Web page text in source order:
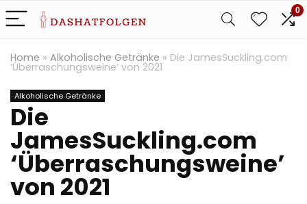
0
Home » Alkoholische Getränke » Die JamesSuckling.com
‘Überraschungsweine’ von 2021
Alkoholische Getränke
Die
JamesSuckling.com
‘Überraschungsweine’
von 2021